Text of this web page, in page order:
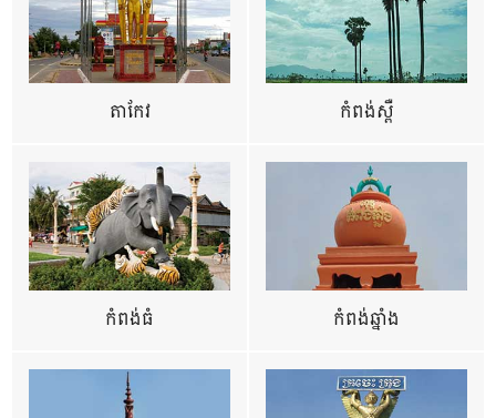
តាកែវ កំពង់ស្ពឺ
កំពង់ធំ កំពង់ឆ្នាំង